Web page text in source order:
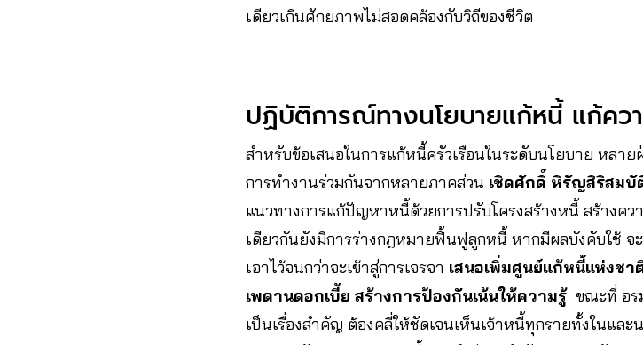
เดียวเกินศักยภาพไม่สอดคล้องกับวิถีของชีวิต
ปฏิบัติการณ์ทางนโยบายแก้หนี้ แก้คว
สำหรับข้อเสนอในการแก้หนี้ครัวเรือนในระดับนโยบาย หลา
การทำงานร่วมกันจากหลายภาคส่วน เชิดศักดิ์ หิรัญสิริสมบั
แนวทางการแก้ปัญหาหนี้ด้วยการปรับโครงสร้างหนี้ สร้างค
เดียวกันยังมีการร่างกฎหมายฟื้นฟูลูกหนี้ หากมีผลบังคับใช้ จ
เอาไว้จนกว่าจะเข้าสู่การเจรจา เสนอเพิ่มศูนย์แก้หนี้แห่งช
เพดานดอกเบี้ย สร้างการป้องกันเน้นให้ความรู้ ขณะที่ อร
เป็นเรื่องสำคัญ ต้องคลี่ให้ชัดเจนเห็นเจ้าหนี้ทุกรายทั้งในแล